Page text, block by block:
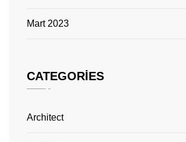
Mart 2023
CATEGORIES
Architect